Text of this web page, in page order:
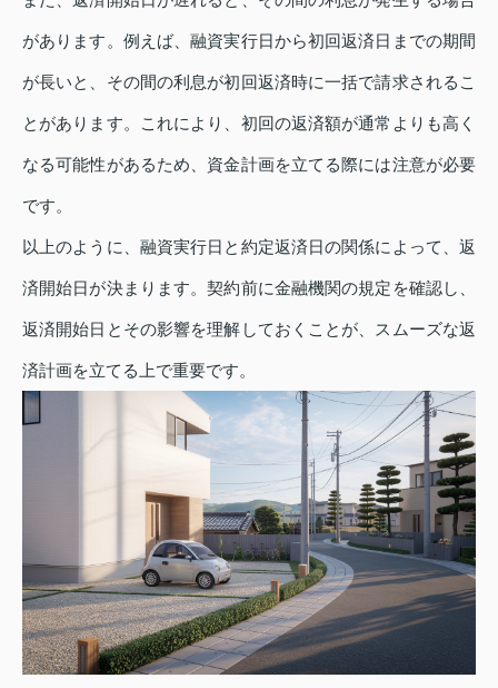
があります。例えば、融資実行日から初回返済日までの期間
が長いと、その間の利息が初回返済時に一括で請求されるこ
とがあります。これにより、初回の返済額が通常よりも高く
なる可能性があるため、資金計画を立てる際には注意が必要
です。
以上のように、融資実行日と約定返済日の関係によって、返
済開始日が決まります。契約前に金融機関の規定を確認し、
返済開始日とその影響を理解しておくことが、スムーズな返
済計画を立てる上で重要です。